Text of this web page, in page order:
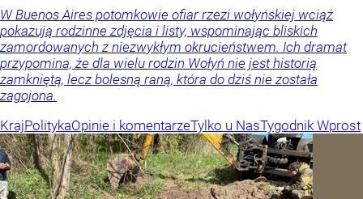
W Buenos Aires potomkowie ofiar rzezi wołyńskiej wciąż
pokazują rodzinne zdjęcia i listy, wspominając bliskich
zamordowanych z niezwykłym okrucieństwem. Ich dramat
przypomina, że dla wielu rodzin Wołyń nie jest historią
zamkniętą, lecz bolesną raną, która do dziś nie została
zagojona.
KrajPolitykaOpinie i komentarzeTylko u NasTygodnik Wprost